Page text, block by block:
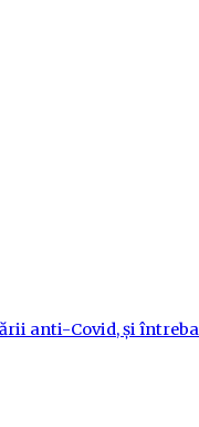
anti-Covid, și